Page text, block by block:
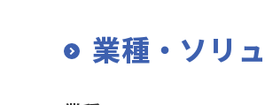
業種・ソリ